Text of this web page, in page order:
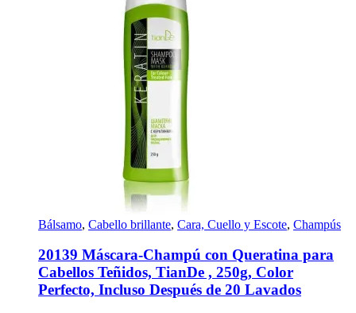
Bálsamo, Cabello brillante, Cara, Cuello y Escote, Champús
20139 Máscara-Champú con Queratina para
Cabellos Teñidos, TianDe , 250g, Color
Perfecto, Incluso Después de 20 Lavados